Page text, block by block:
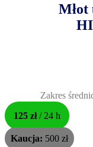
Młot
Zakres
125 zł/ 24 h
Kaucja: 500 zł